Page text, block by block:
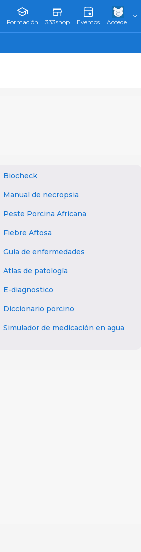
Formación 333shop Eventos Accede
Biocheck
Manual de necropsia
Peste Porcina Africana
Fiebre Aftosa
Guía de enfermedades
Atlas de patología
E-diagnostico
Diccionario porcino
Simulador de medicación en agua